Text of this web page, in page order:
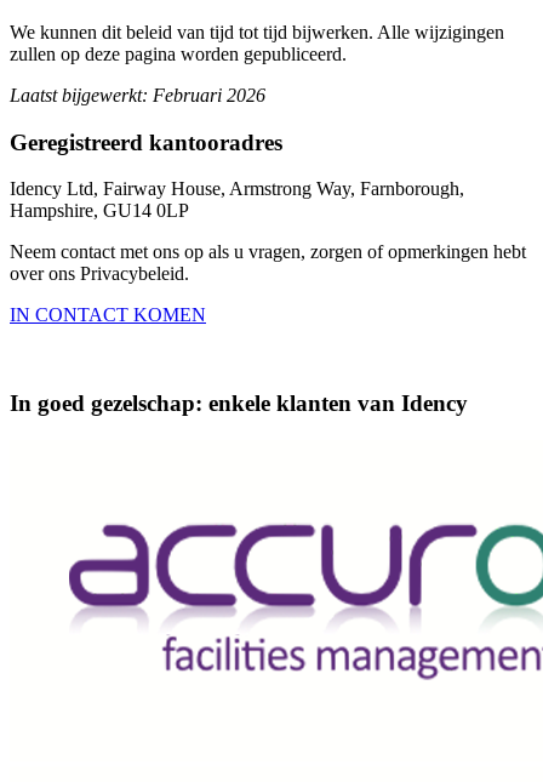
We kunnen dit beleid van tijd tot tijd bijwerken. Alle wijzigingen
zullen op deze pagina worden gepubliceerd.
Laatst bijgewerkt: Februari 2026
Geregistreerd kantooradres
Idency Ltd, Fairway House, Armstrong Way, Farnborough,
Hampshire, GU14 0LP
Neem contact met ons op als u vragen, zorgen of opmerkingen hebt
over ons Privacybeleid.
IN CONTACT KOMEN
In goed gezelschap: enkele klanten van Idency